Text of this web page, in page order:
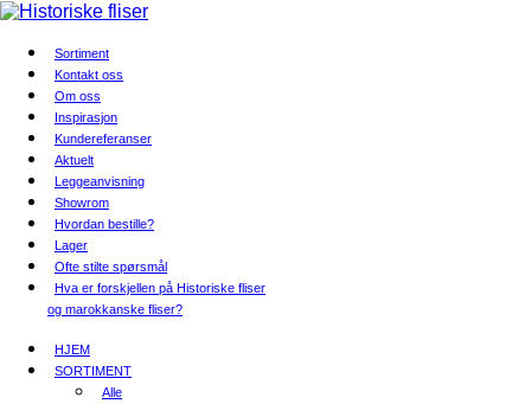
Sortiment
Kontakt oss
Om oss
Inspirasjon
Kundereferanser
Aktuelt
Leggeanvisning
Showrom
Hvordan bestille?
Lager
Ofte stilte spørsmål
Hva er forskjellen på Historiske fliser
og marokkanske fliser?
HJEM
SORTIMENT
Alle